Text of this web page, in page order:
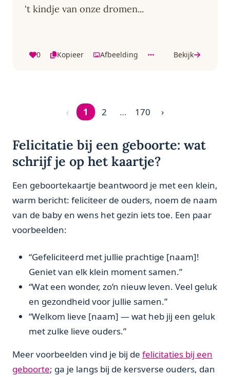
't kindje van onze dromen...
0 Kopieer Afbeelding Bekijk
Pagina 1 van 170
‹ 1 2 … 170 ›
Felicitatie bij een geboorte: wat
schrijf je op het kaartje?
Een geboortekaartje beantwoord je met een klein,
warm bericht: feliciteer de ouders, noem de naam
van de baby en wens het gezin iets toe. Een paar
voorbeelden:
“Gefeliciteerd met jullie prachtige [naam]!
Geniet van elk klein moment samen.”
“Wat een wonder, zo’n nieuw leven. Veel geluk
en gezondheid voor jullie samen.”
“Welkom lieve [naam] — wat heb jij een geluk
met zulke lieve ouders.”
Meer voorbeelden vind je bij de felicitaties bij een
geboorte; ga je langs bij de kersverse ouders, dan